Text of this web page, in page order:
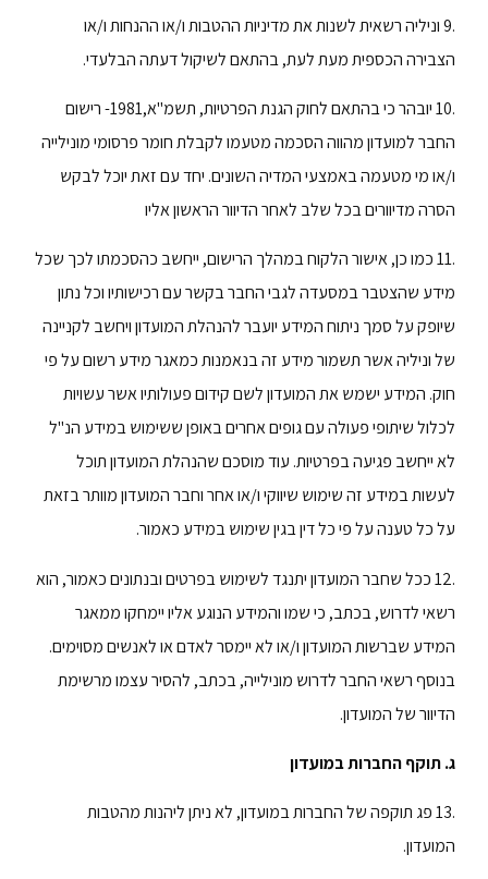
.9 וניליה רשאית לשנות את מדיניות ההטבות ו/או ההנחות ו/או
הצבירה הכספית מעת לעת, בהתאם לשיקול דעתה הבלעדי.
.10 יובהר כי בהתאם לחוק הגנת הפרטיות, תשמ"א,1981- רישום
החבר למועדון מהווה הסכמה מטעמו לקבלת חומר פרסומי מונילייה
ו/או מי מטעמה באמצעי המדיה השונים. יחד עם זאת יוכל לבקש
הסרה מדיוורים בכל שלב לאחר הדיוור הראשון אליו
.11 כמו כן, אישור הלקוח במהלך הרישום, ייחשב כהסכמתו לכך שכל
מידע שהצטבר במסעדה לגבי החבר בקשר עם רכישותיו וכל נתון
שיופק על סמך ניתוח המידע יועבר להנהלת המועדון ויחשב לקניינה
של וניליה אשר תשמור מידע זה בנאמנות כמאגר מידע רשום על פי
חוק. המידע ישמש את המועדון לשם קידום פעולותיו אשר עשויות
לכלול שיתופי פעולה עם גופים אחרים באופן ששימוש במידע הנ"ל
לא ייחשב פגיעה בפרטיות. עוד מוסכם שהנהלת המועדון תוכל
לעשות במידע זה שימוש שיווקי ו/או אחר וחבר המועדון מוותר בזאת
על כל טענה על פי כל דין בגין שימוש במידע כאמור.
.12 ככל שחבר המועדון יתנגד לשימוש בפרטים ובנתונים כאמור, הוא
רשאי לדרוש, בכתב, כי שמו והמידע הנוגע אליו יימחקו ממאגר
המידע שברשות המועדון ו/או לא יימסר לאדם או לאנשים מסוימים.
בנוסף רשאי החבר לדרוש מונילייה, בכתב, להסיר עצמו מרשימת
הדיוור של המועדון.
ג. תוקף החברות במועדון
.13 פג תוקפה של החברות במועדון, לא ניתן ליהנות מהטבות
המועדון.